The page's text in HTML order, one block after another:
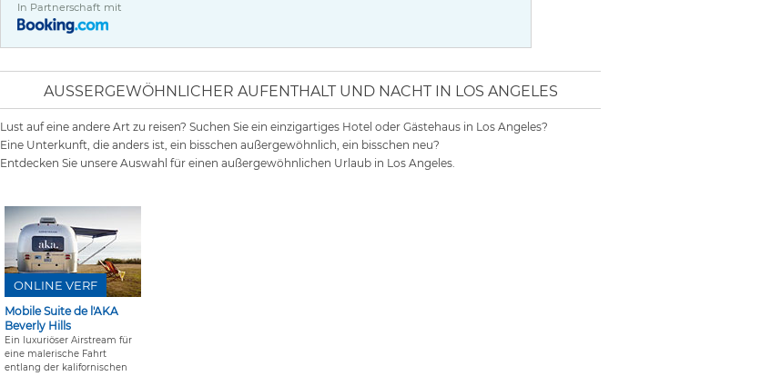
In Partnerschaft mit
AUSSERGEWÖHNLICHER AUFENTHALT UND NACHT IN LOS ANGELES
Lust auf eine andere Art zu reisen? Suchen Sie ein einzigartiges Hotel oder Gästehaus in Los Angeles?
Eine Unterkunft, die anders ist, ein bisschen außergewöhnlich, ein bisschen neu?
Entdecken Sie unsere Auswahl für einen außergewöhnlichen Urlaub in Los Angeles.
Mobile Suite de l'AKA
Beverly Hills
Ein luxuriöser Airstream für
eine malerische Fahrt
entlang der kalifornischen
ONLINE VERF